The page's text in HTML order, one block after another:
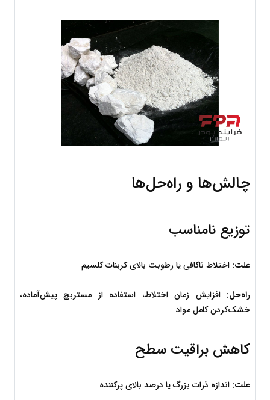
چالش‌ها و راه‌حل‌ها
توزیع نامناسب
علت: اختلاط ناکافی یا رطوبت بالای کربنات کلسیم
راه‌حل:
خشک‌کردن کامل مواد
کاهش براقیت سطح
علت: اندازه ذرات بزرگ یا درصد بالای پرکننده